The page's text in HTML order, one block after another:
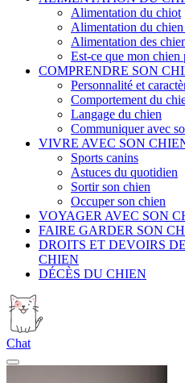
Alimentation du chiot
Alimentation du
Alimentation des
Est-ce que mon chien
COMPRENDRE SON
Personnalité et
Comportement du
Langage du chien
Communiquer avec
VIVRE AVEC SON
Sports canins
Astuces du quotidien
Sortir son chien
Occuper son chien
VOYAGER AVEC SON
FAIRE GARDER SON
DROITS ET DEVOIRS
CHIEN
DÉCÈS DU CHIEN
Chat